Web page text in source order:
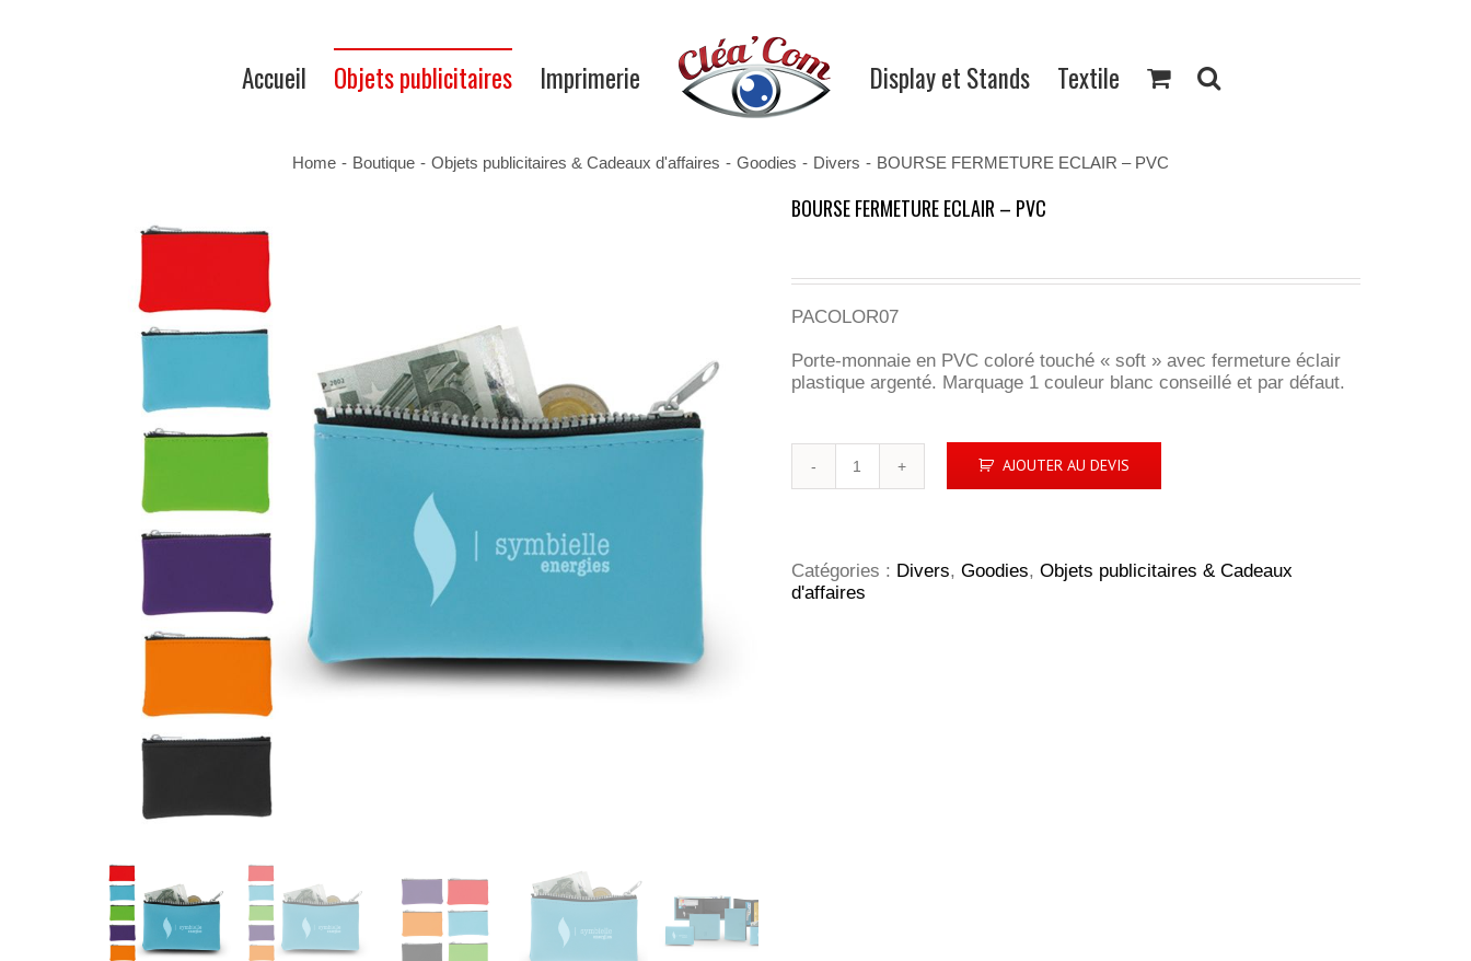
Accueil Objets publicitaires Imprimerie Display et Stands Textile
Home - Boutique - Objets publicitaires & Cadeaux d'affaires - Goodies - Divers - BOURSE FERMETURE ECLAIR – PVC
BOURSE FERMETURE ECLAIR – PVC
PACOLOR07
Porte-monnaie en PVC coloré touché « soft » avec fermeture éclair
plastique argenté. Marquage 1 couleur blanc conseillé et par défaut.
de
-
PVC
AJOUTER AU DEVIS
Catégories : Divers, Goodies, Objets publicitaires & Cadeaux
d'affaires